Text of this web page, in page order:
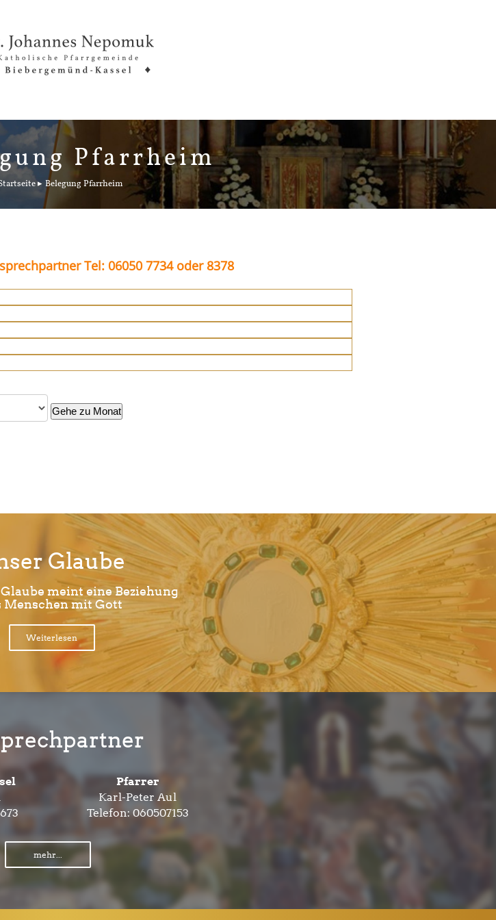
Pfarrheim
Belegung Pfarrheim
Tel: 06050 7734 oder 8378
Gehe zu Monat
Glaube
meint eine Beziehung
Menschen mit Gott
Weiterlesen
Pfarrer
Karl-Peter Aul
Telefon:060507153
mehr...